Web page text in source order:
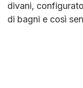
divani,
di bagni e così